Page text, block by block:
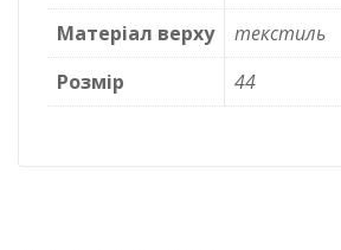
Матеріал верху
текстиль
Розмір
44